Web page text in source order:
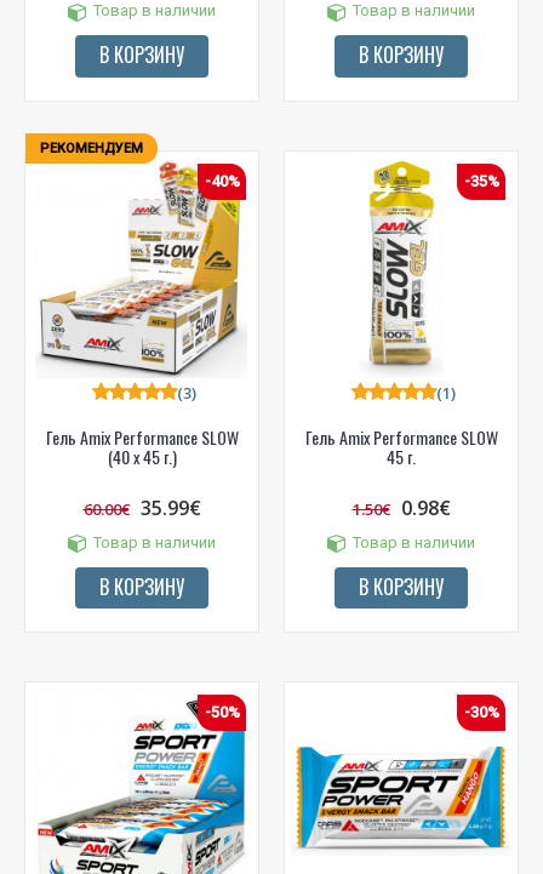
Товар в наличии
В КОРЗИНУ
Товар в наличии
В КОРЗИНУ
РЕКОМЕНДУЕМ
-40%
Гель Amix Performance SLOW
(40 x 45 г.)
(3)
60.00€ 35.99€
Товар в наличии
В КОРЗИНУ
-35%
Гель Amix Performance SLOW
45 г.
(1)
1.50€ 0.98€
Товар в наличии
В КОРЗИНУ
-50% -30%